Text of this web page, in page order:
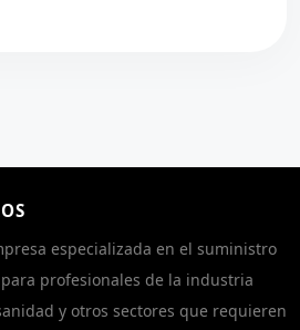
especializada en el suministro
profesionales de la industria
y otros sectores que requieren